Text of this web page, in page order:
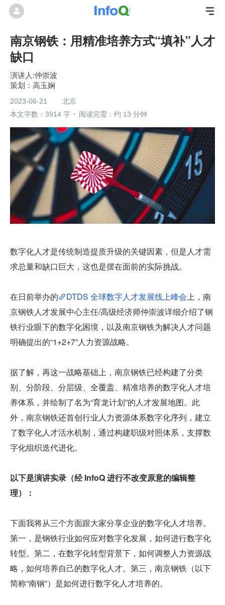
南京钢铁：用精准培养方式“填补”人才
缺口
演讲人:仲崇波
高玉娴
2023-06-21
北京
本文字数：3914 字
阅读完需：约 13 分钟
数字化人才是传统制造提质升级的关键因素，但是人才需
求总量和缺口巨大，这也是摆在面前的实际挑战。
在日前举办的 DTDS 全球数字人才发展线上峰会上，南
京钢铁人才发展中心主任/高级经济师仲崇波详细介绍了钢
铁行业眼下的数字化困境，以及南京钢铁为解决人才问题
明确提出的“1+2+7”人力资源战略。
据了解，再这一战略基础上，南京钢铁已经构建了分类
别、分阶段、分层级、全覆盖、精准培养的数字化人才培
养体系，并绘制了名为“育龙计划”的人才发展地图。此
外，南京钢铁还首创行业人力资源体系数字化序列，建立
了数字化人才活水机制，通过构建职级对照体系，支撑数
字化组织迭代进化。
以下是演讲实录（经 InfoQ 进行不改变原意的编辑整
理）：
下面我将从三个方面跟大家分享企业的数字化人才培养。
第一，是钢铁行业如何应对数字化发展，如何进行数字化
转型。第二，在数字化转型背景下，如何调整人力资源战
略，如何培养自己的数字化人才。第三，南京钢铁（以下
简称“南钢”）是如何进行数字化人才培养的。